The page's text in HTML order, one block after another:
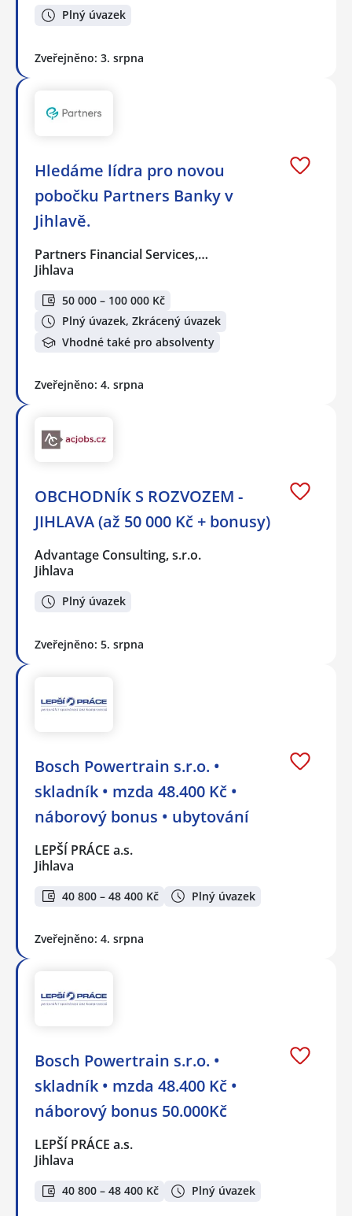
Plný úvazek
Zveřejněno: 3. srpna
Hledáme lídra pro novou
pobočku Partners Banky v
Jihlavě.
Partners Financial Services,…
Jihlava
50 000 – 100 000 Kč
Plný úvazek, Zkrácený úvazek
Vhodné také pro absolventy
Zveřejněno: 4. srpna
OBCHODNÍK S ROZVOZEM -
JIHLAVA (až 50 000 Kč + bonusy)
Advantage Consulting, s.r.o.
Jihlava
Plný úvazek
Zveřejněno: 5. srpna
Bosch Powertrain s.r.o. •
skladník • mzda 48.400 Kč •
náborový bonus • ubytování
LEPŠÍ PRÁCE a.s.
Jihlava
40 800 – 48 400 Kč Plný úvazek
Zveřejněno: 4. srpna
Bosch Powertrain s.r.o. •
skladník • mzda 48.400 Kč •
náborový bonus 50.000Kč
LEPŠÍ PRÁCE a.s.
Jihlava
40 800 – 48 400 Kč Plný úvazek